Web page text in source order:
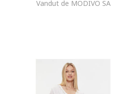
Vandut de MODIVO SA